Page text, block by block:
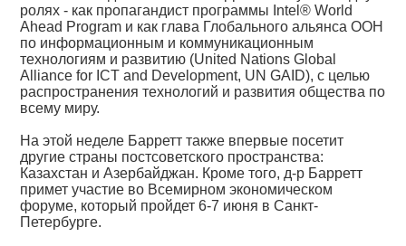
ролях - как пропагандист программы Intel® World
Ahead Program и как глава Глобального альянса ООН
по информационным и коммуникационным
технологиям и развитию (United Nations Global
Alliance for ICT and Development, UN GAID), с целью
распространения технологий и развития общества по
всему миру.
На этой неделе Барретт также впервые посетит
другие страны постсоветского пространства:
Казахстан и Азербайджан. Кроме того, д-р Барретт
примет участие во Всемирном экономическом
форуме, который пройдет 6-7 июня в Санкт-
Петербурге.